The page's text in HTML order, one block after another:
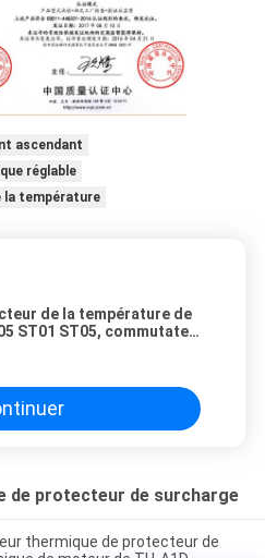
ascendant
réglable
température
de la température de
ST01 ST05, commutateur
de protecteur de surcharge
thermique de protecteur de